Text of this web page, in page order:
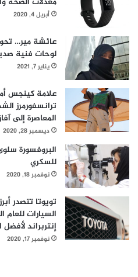
ف
ي
ج
ه
و
د
ه
م
ا
ف
ا
ن
أبريل 4, 2020
عائشة مير…
لوحات فنية
يناير 7, 2021
علامة كينجس
ترانسفورمرز
المعاصرة إلى
ديسمبر 28, 2020
البروفسورة
للسكري
نوفمبر 18, 2020
تويوتا تتصدر
السيارات للعام
إنتربراند لأفضل
نوفمبر 17, 2020